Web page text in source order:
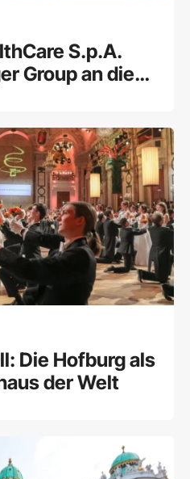
S.p.A.
Group an die
Die Hofburg als
der Welt